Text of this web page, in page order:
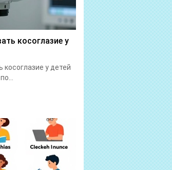
косоглазие у
косоглазие у детей